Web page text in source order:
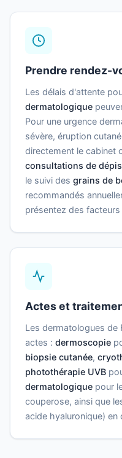
Prendre rendez-
Les délais d'attente
dermatologique
Pour une urgence
sévère, éruption
directement le cabinet
consultations de
le suivi des grains de
recommandés
présentez des facteurs
Actes et
Les dermatologues de
actes : dermoscopie
biopsie cutanée,
photothérapie UVB
dermatologique pour
couperose, ainsi que
acide hyaluronique)